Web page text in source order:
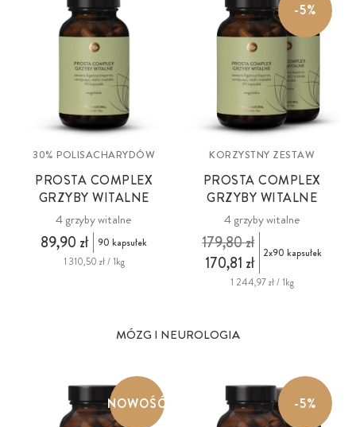
30% POLISACHARYDÓW
PROSTA COMPLEX
GRZYBY WITALNE
4 grzyby witalne
89,90 zł
90 kapsułek
1 310,50 zł / 1kg
-5%
KORZYSTNY ZESTAW
PROSTA COMPLEX
GRZYBY WITALNE
4 grzyby witalne
170,81 zł
179,80 zł 2x90 kapsułek
1 244,97 zł / 1kg
MÓZG I NEUROLOGIA
NOWOŚĆ -5%